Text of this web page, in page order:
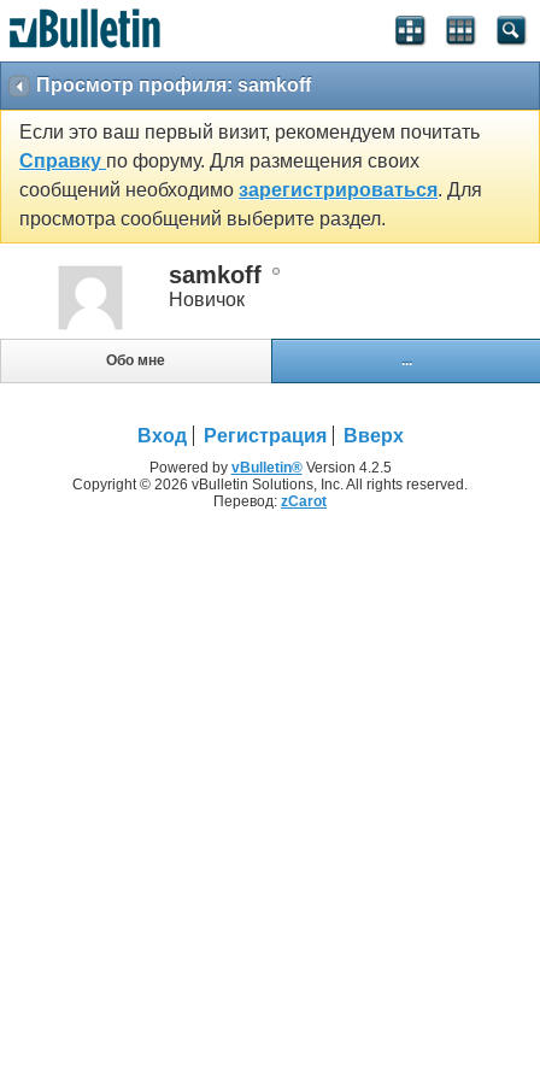
Просмотр профиля: samkoff
Если это ваш первый визит, рекомендуем почитать
Справку по форуму. Для размещения своих
сообщений необходимо зарегистрироваться. Для
просмотра сообщений выберите раздел.
samkoff
Новичок
Обо мне ...
Вход Регистрация Вверх
Powered by vBulletin®Version 4.2.5
Copyright © 2026 vBulletin Solutions, Inc. All rights reserved.
Перевод: zCarot